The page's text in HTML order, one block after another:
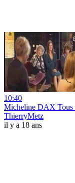
10:40
Micheline DAX Tous
ThierryMetz
il y a 18 ans